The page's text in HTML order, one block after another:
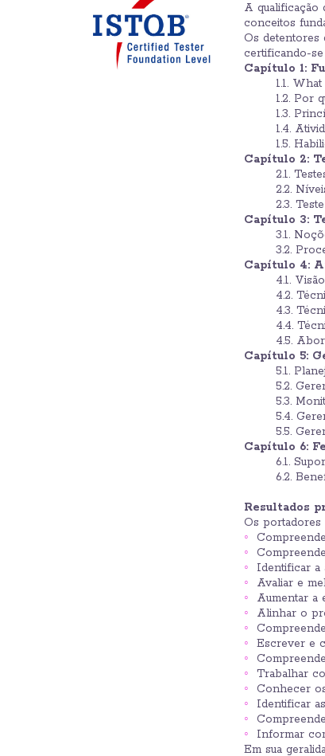
A qualificação
conceitos
Os detentores
certificando-
Capítulo 1:
1.1.
1.2. Por
1.3.
1.4.
1.5.
Capítulo 2:
2.1.
2.2.
2.3.
Capítulo 3:
3.1.
3.2.
Capítulo 4:
4.1.
4.2.
4.3.
4.4.
4.5.
Capítulo 5:
5.1.
5.2.
5.3.
5.4.
5.5.
Capítulo 6:
6.1.
6.2.
Resultados
Os
Identificar a
Avaliar e
Aumentar a
Alinhar o
Escrever e
Trabalhar
Conhecer
Identificar
Informar
Em sua